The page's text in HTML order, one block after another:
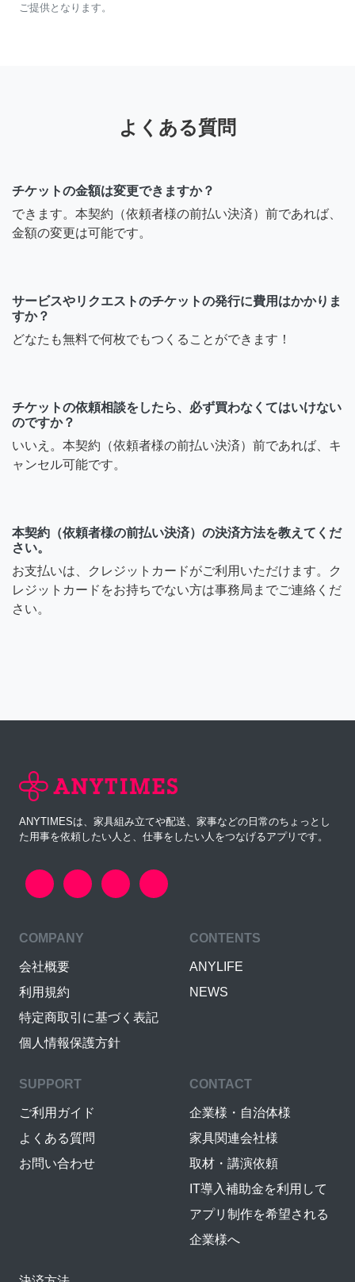
ご提供となります。
よくある質問
チケットの金額は変更できますか？
できます。本契約（依頼者様の前払い決済）前であれば、
金額の変更は可能です。
サービスやリクエストのチケットの発行に費用はかかりま
すか？
どなたも無料で何枚でもつくることができます！
チケットの依頼相談をしたら、必ず買わなくてはいけない
のですか？
いいえ。本契約（依頼者様の前払い決済）前であれば、キ
ャンセル可能です。
本契約（依頼者様の前払い決済）の決済方法を教えてくだ
さい。
お支払いは、クレジットカードがご利用いただけます。ク
レジットカードをお持ちでない方は事務局までご連絡くだ
さい。
ANYTIMESは、家具組み立てや配送、家事などの日常のちょっとし
た用事を依頼したい人と、仕事をしたい人をつなげるアプリです。
COMPANY
会社概要
利用規約
特定商取引に基づく表記
個人情報保護方針
CONTENTS
ANYLIFE
NEWS
SUPPORT
ご利用ガイド
よくある質問
お問い合わせ
CONTACT
企業様・自治体様
家具関連会社様
取材・講演依頼
IT導入補助金を利用して
アプリ制作を希望される
企業様へ